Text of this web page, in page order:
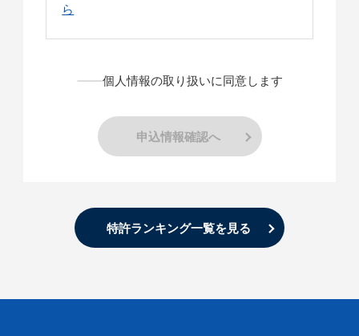
ら
個人情報の取り扱いに同意します
申込情報確認へ
特許ランキング一覧を見る